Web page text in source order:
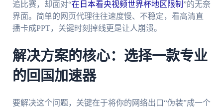
追比赛，却面对“在日本看央视频世界杯地区限制 ”的无奈
界面。简单的网页代理往往速度慢、不稳定，看高清直
播卡成PPT，关键时刻掉线更是让人崩溃。
解决方案的核心：选择一款专业
的回国加速器
要解决这个问题，关键在于将你的网络出口“伪装”成一个